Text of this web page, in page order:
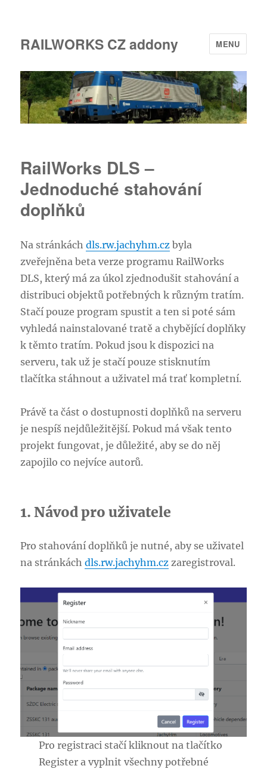
RAILWORKS CZ addony MENU
RailWorks DLS –
Jednoduché stahování
doplňků
Na stránkáchdls.rw.jachyhm.cz byla
zveřejněna beta verze programu RailWorks
DLS, který má za úkol zjednodušit stahování a
distribuci objektů potřebných k různým tratím.
Stačí pouze program spustit a ten si poté sám
vyhledá nainstalované tratě a chybějící doplňky
k těmto tratím. Pokud jsou k dispozici na
serveru, tak už je stačí pouze stisknutím
tlačítka stáhnout a uživatel má trať kompletní.
Právě ta část o dostupnosti doplňků na serveru
je nespíš nejdůležitější. Pokud má však tento
projekt fungovat, je důležité, aby se do něj
zapojilo co nejvíce autorů.
1. Návod pro uživatele
Pro stahování doplňků je nutné, aby se uživatel
na stránkáchdls.rw.jachyhm.cz zaregistroval.
Pro registraci stačí kliknout na tlačítko
Register a vyplnit všechny potřebné